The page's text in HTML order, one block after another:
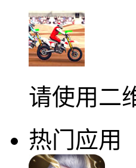
请使用二
热门应用